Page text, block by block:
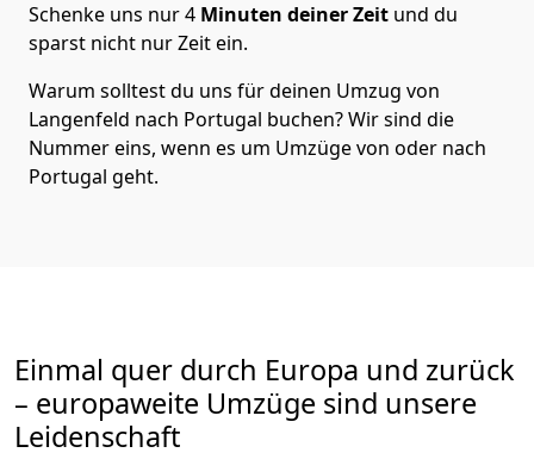
Schenke uns nur4 Minuten deiner Zeit und du
sparst nicht nur Zeit ein.
Warum solltest du uns für deinen Umzug von
Langenfeld nach Portugal buchen? Wir sind die
Nummer eins, wenn es um Umzüge von oder nach
Portugal geht.
Einmal quer durch Europa und zurück
– europaweite Umzüge sind unsere
Leidenschaft